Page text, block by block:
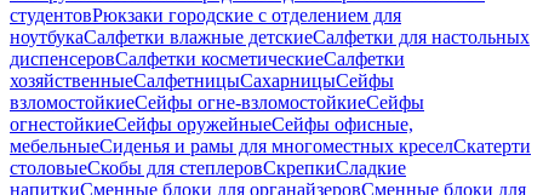
студентовРюкзаки городские с отделением для
ноутбукаСалфетки влажные детскиеСалфетки для настольных
диспенсеровСалфетки косметическиеСалфетки
хозяйственныеСалфетницыСахарницыСейфы
взломостойкиеСейфы огне-взломостойкиеСейфы
огнестойкиеСейфы оружейныеСейфы офисные,
мебельныеСиденья и рамы для многоместных креселСкатерти
столовыеСкобы для степлеровСкрепкиСладкие
напиткиСменные блоки для органайзеровСменные блоки для